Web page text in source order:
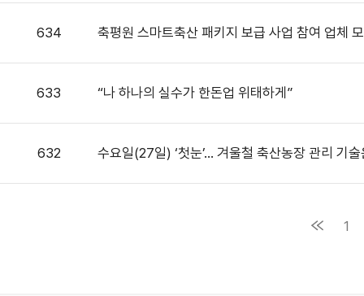
634 축평원 스마트축산 패키지 보급 사업 참여 업체
633 “나 하나의 실수가 한돈업 위태하게”
632 수요일(27일) ‘첫눈’… 겨울철 축산농장 관리 기술
1